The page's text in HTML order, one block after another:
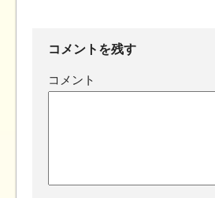
コメントを残す
コメント